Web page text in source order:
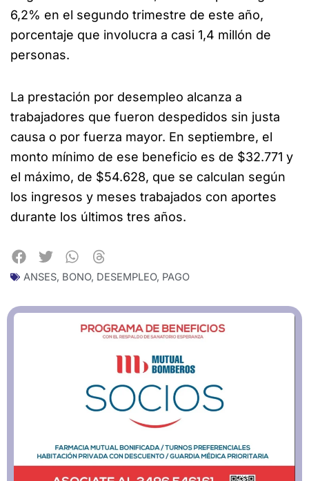
6,2% en el segundo trimestre de este año,
porcentaje que involucra a casi 1,4 millón de
personas.
La prestación por desempleo alcanza a
trabajadores que fueron despedidos sin justa
causa o por fuerza mayor. En septiembre, el
monto mínimo de ese beneficio es de $32.771 y
el máximo, de $54.628, que se calculan según
los ingresos y meses trabajados con aportes
durante los últimos tres años.
ANSES, BONO, DESEMPLEO, PAGO